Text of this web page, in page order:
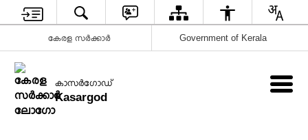
കേരള സര്‍ക്കാര്‍ Government of Kerala
കാസര്‍ഗോഡ്
Kasargod